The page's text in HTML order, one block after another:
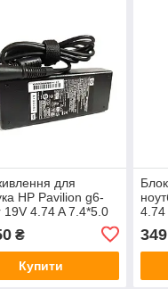
для
HP Pavilion g6-
19V 4.74 A 7.4*5.0
₴
Купити
4.74